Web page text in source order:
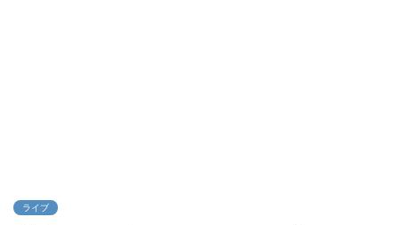
ライブ